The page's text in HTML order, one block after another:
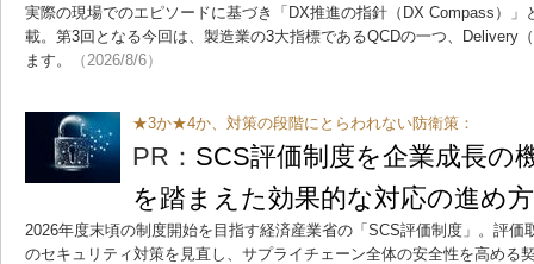
実際の現場でのエピソードに基づき「DX推進の指針（DX Compass）」
載。第3回となる今回は、製造業の3大指標であるQCDの一つ、Delivery
ます。
（2026/8/6）
★3か★4か、対策の段階にとらわれない防衛策：
PR： SCS評価制度を企業成長
を踏まえた効果的な対応の進め
2026年度末頃の制度開始を目指す経済産業省の「SCS評価制度」。評価
のセキュリティ対策を見直し、サプライチェーン全体の安全性を高める